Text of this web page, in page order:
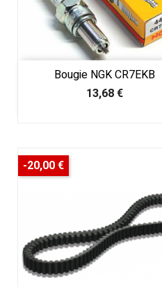
Bougie NGK CR7EKB
Prix
13,68 €
-20,00 €